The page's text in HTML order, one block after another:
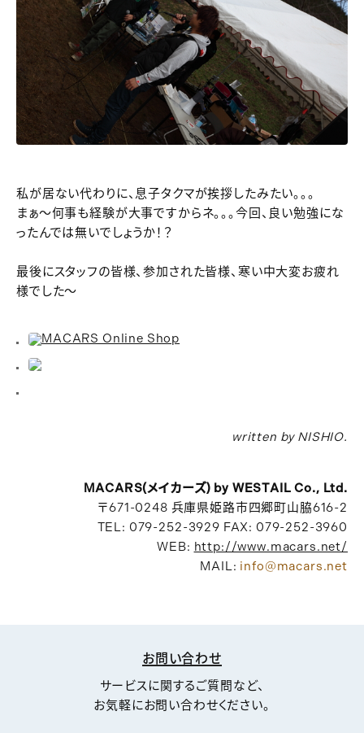
私が居ない代わりに、息子タクマが挨拶したみたい。。。
まぁ～何事も経験が大事ですからネ。。。今回、良い勉強にな
ったんでは無いでしょうか！？
最後にスタッフの皆様、参加された皆様、寒い中大変お疲れ
様でした～
written by NISHIO.
MACARS(メイカーズ) by WESTAIL Co., Ltd.
〒671-0248 兵庫県姫路市四郷町山脇616-2
TEL: 079-252-3929 FAX: 079-252-3960
WEB: http://www.macars.net/
MAIL: info@macars.net
お問い合わせ
サービスに関するご質問など、
お気軽にお問い合わせください。